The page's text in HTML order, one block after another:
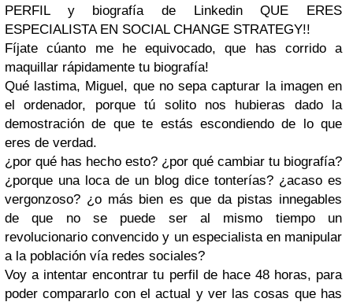
PERFIL y biografía de Linkedin QUE ERES
ESPECIALISTA EN SOCIAL CHANGE STRATEGY!!
Fíjate cúanto me he equivocado, que has corrido a
maquillar rápidamente tu biografía!
Qué lastima, Miguel, que no sepa capturar la imagen en
el ordenador, porque tú solito nos hubieras dado la
demostración de que te estás escondiendo de lo que
eres de verdad.
¿por qué has hecho esto? ¿por qué cambiar tu biografía?
¿porque una loca de un blog dice tonterías? ¿acaso es
vergonzoso? ¿o más bien es que da pistas innegables
de que no se puede ser al mismo tiempo un
revolucionario convencido y un especialista en manipular
a la población vía redes sociales?
Voy a intentar encontrar tu perfil de hace 48 horas, para
poder compararlo con el actual y ver las cosas que has